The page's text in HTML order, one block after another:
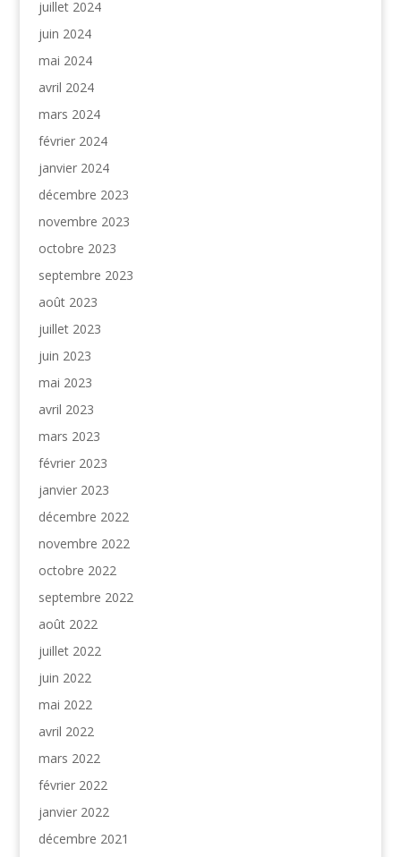
juillet 2024
juin 2024
mai 2024
avril 2024
mars 2024
février 2024
janvier 2024
décembre 2023
novembre 2023
octobre 2023
septembre 2023
août 2023
juillet 2023
juin 2023
mai 2023
avril 2023
mars 2023
février 2023
janvier 2023
décembre 2022
novembre 2022
octobre 2022
septembre 2022
août 2022
juillet 2022
juin 2022
mai 2022
avril 2022
mars 2022
février 2022
janvier 2022
décembre 2021